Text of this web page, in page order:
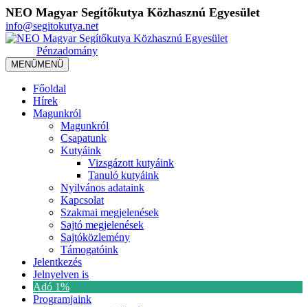
NEO Magyar Segítőkutya Közhasznú Egyesület
info@segitokutya.net
Pénzadomány
MENÜMENÜ
Főoldal
Hírek
Magunkról
Magunkról
Csapatunk
Kutyáink
Vizsgázott kutyáink
Tanuló kutyáink
Nyilvános adataink
Kapcsolat
Szakmai megjelenések
Sajtó megjelenések
Sajtóközlemény
Támogatóink
Jelentkezés
Jelnyelven is
Adó 1%
Programjaink